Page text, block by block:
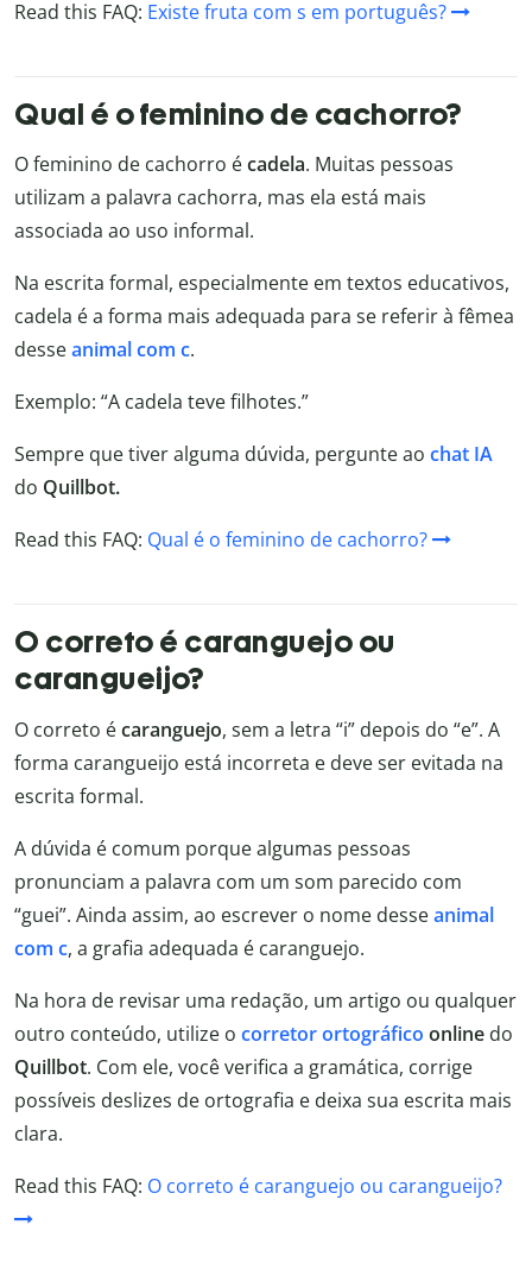
Read this FAQ: Existe fruta com s em português?
Qual é o feminino de cachorro?
O feminino de cachorro écadela. Muitas pessoas
utilizam a palavra cachorra, mas ela está mais
associada ao uso informal.
Na escrita formal, especialmente em textos educativos,
cadela é a forma mais adequada para se referir à fêmea
desseanimal com c.
Exemplo: “A cadela teve filhotes.”
Sempre que tiver alguma dúvida, pergunte ao chat IA
do Quillbot.
Read this FAQ: Qual é o feminino de cachorro?
O correto é caranguejo ou
carangueijo?
O correto écaranguejo, sem a letra “i” depois do “e”. A
forma carangueijo está incorreta e deve ser evitada na
escrita formal.
A dúvida é comum porque algumas pessoas
pronunciam a palavra com um som parecido com
“guei”. Ainda assim, ao escrever o nome desseanimal
com c, a grafia adequada é caranguejo.
Na hora de revisar uma redação, um artigo ou qualquer
outro conteúdo, utilize o corretor ortográfico online do
Quillbot. Com ele, você verifica a gramática, corrige
possíveis deslizes de ortografia e deixa sua escrita mais
clara.
Read this FAQ: O correto é caranguejo ou carangueijo?